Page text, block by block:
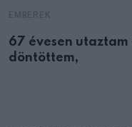
67 évesen
döntöttem,